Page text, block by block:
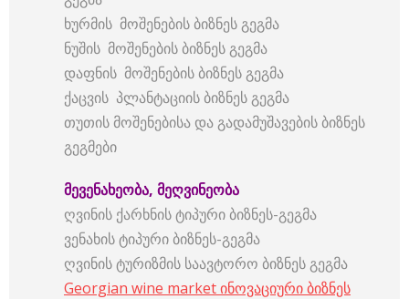
ხურმის მოშენების ბიზნეს გეგმა
ნუშის მოშენების ბიზნეს გეგმა
დაფნის მოშენების ბიზნეს გეგმა
ქაცვის პლანტაციის ბიზნეს გეგმა
თუთის მოშენებისა და გადამუშავების ბიზნეს
გეგმები
მევენახეობა, მეღვინეობა
ღვინის ქარხნის ტიპური ბიზნეს-გეგმა
ვენახის ტიპური ბიზნეს-გეგმა
ღვინის ტურიზმის საავტორო ბიზნეს გეგმა
Georgian wine market ინოვაციური ბიზნეს